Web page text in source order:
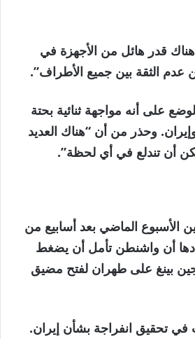
قدر هائل من الأجهزة في
عدم الثقة بين جميع الأطراف”.
على أنه مواجهة ثنائية بحتة
وحذر من أن “هناك العديد
أن تندلع في أي لحظة”.
الأسبوع الماضي بعد أسابيع من
أن واشنطن تأمل أن يضغط
بينغ على طهران لفتح مضيق
تحقيق انفراجة بشأن إيران.